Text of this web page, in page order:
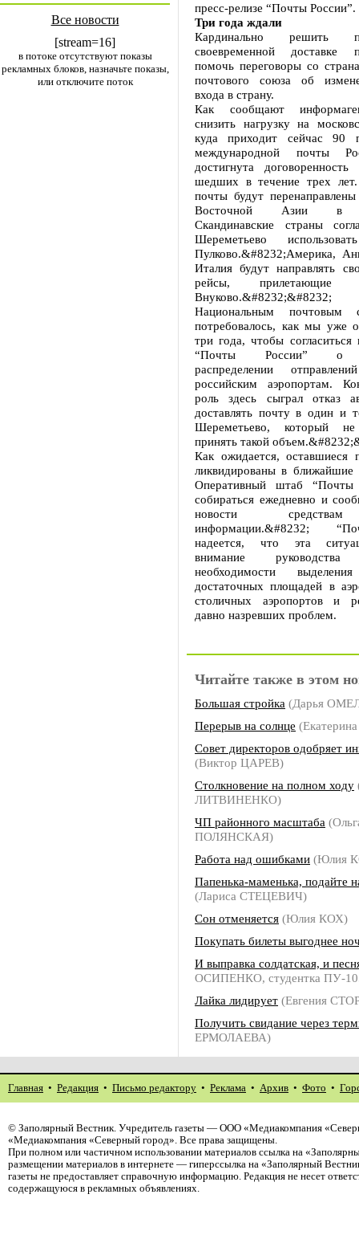
Все новости
[stream=16]
в потоке отсутствуют показы
рекламных блоков, назначьте показы,
или отключите поток
пресс-релизе “Почты России”.
Три года ждали
Кардинально решить
своевременной доставке
помочь переговоры со
почтового союза об
входа в страну.
Как сообщают
снизить нагрузку на
куда приходит сейчас 90
международной почты
достигнута
шедших в течение трех
почты будут
Восточной Азии в
Скандинавские страны
Шереметьево
Пулково.&#8232;Америка,
Италия будут направлять
рейсы, прилетающие
Внуково.&#8232;&#8232;
Национальным почтовым
потребовалось, как мы уже
три года, чтобы согласиться
“Почты России” о
распределении
российским аэропортам.
роль здесь сыграл отказ
доставлять почту в один и
Шереметьево, который
принять такой
Как ожидается, оставшиеся
ликвидированы в ближайшие
Оперативный штаб “Почты
собираться ежедневно и
новости
информации.&#8232;
надеется, что эта
внимание
необходимости
достаточных площадей в
столичных аэропортов и
давно назревших проблем.
Читайте также в этом
Большая стройка (Дарья
Перерыв на солнце
Совет директоров одобряет
(Виктор ЦАРЕВ)
Столкновение на полном ходу
ЛИТВИНЕНКО)
ЧП районного масштаба
ПОЛЯНСКАЯ)
Работа над ошибками (Юлия
Папенька-маменька, подайте
(Лариса СТЕЦЕВИЧ)
Сон отменяется (Юлия КОХ)
Покупать билеты выгоднее
И выправка солдатская, и
ОСИПЕНКО, студентка ПУ-
Лайка лидирует (Евгения
Получить свидание через
ЕРМОЛАЕВА)
Главная • Редакция • Письмо редактору • Реклама • Архив • Фото •
© Заполярный Вестник. Учредитель газеты — ООО «Медиакомпания
«Медиакомпания «Северный город». Все права защищены.
При полном или частичном использовании материалов ссылка на
размещении материалов в интернете — гиперссылка на «Заполярный
газеты не предоставляет справочную информацию. Редакция не несет
содержащуюся в рекламных объявлениях.